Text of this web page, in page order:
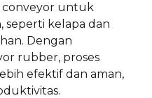
conveyor untuk
seperti kelapa dan
Dengan
rubber, proses
efektif dan aman,